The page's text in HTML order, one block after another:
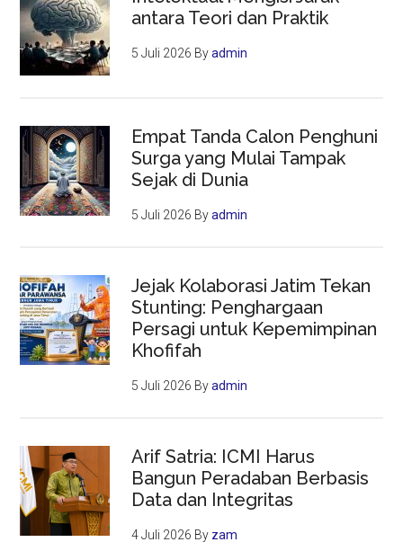
antara Teori dan Praktik
5 Juli 2026 Byadmin
Empat Tanda Calon Penghuni
Surga yang Mulai Tampak
Sejak di Dunia
5 Juli 2026 Byadmin
Jejak Kolaborasi Jatim Tekan
Stunting: Penghargaan
Persagi untuk Kepemimpinan
Khofifah
5 Juli 2026 Byadmin
Arif Satria: ICMI Harus
Bangun Peradaban Berbasis
Data dan Integritas
4 Juli 2026 By zam